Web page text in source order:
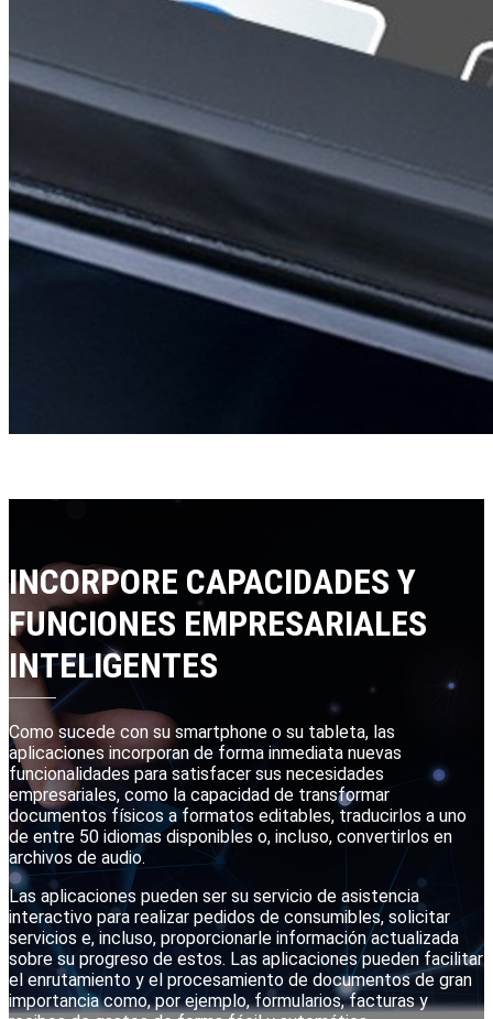
INCORPORE CAPACIDADES Y
FUNCIONES EMPRESARIALES
INTELIGENTES
Como sucede con su smartphone o su tableta, las
aplicaciones incorporan de forma inmediata nuevas
funcionalidades para satisfacer sus necesidades
empresariales, como la capacidad de transformar
documentos físicos a formatos editables, traducirlos a uno
de entre 50 idiomas disponibles o, incluso, convertirlos en
archivos de audio.
Las aplicaciones pueden ser su servicio de asistencia
interactivo para realizar pedidos de consumibles, solicitar
servicios e, incluso, proporcionarle información actualizada
sobre su progreso de estos. Las aplicaciones pueden facilitar
el enrutamiento y el procesamiento de documentos de gran
importancia como, por ejemplo, formularios, facturas y